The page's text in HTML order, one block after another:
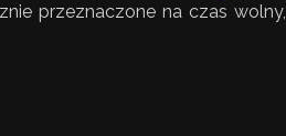
przeznaczone na czas